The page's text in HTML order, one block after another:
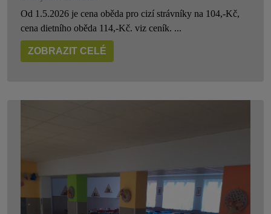
Od 1.5.2026 je cena oběda pro cizí strávníky na 104,-Kč,
cena dietního oběda 114,-Kč. viz ceník. ...
ZOBRAZIT CELÉ